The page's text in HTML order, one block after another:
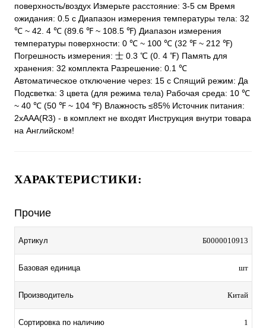
поверхность/воздух Измерьте расстояние: 3-5 см Время
ожидания: 0.5 с Диапазон измерения температуры тела: 32
℃ ~ 42. 4 ℃ (89.6 ℉ ~ 108.5 ℉) Диапазон измерения
температуры поверхности: 0 ℃ ~ 100 ℃ (32 ℉ ~ 212 ℉)
Погрешность измерения: 士 0.3 ℃ (0. 4 ℉) Память для
хранения: 32 комплекта Разрешение: 0.1 ℃
Автоматическое отключение через: 15 с Спящий режим: Да
Подсветка: 3 цвета (для режима тела) Рабочая среда: 10 ℃
~ 40 ℃ (50 ℉ ~ 104 ℉) Влажность ≤85% Источник питания:
2хAAA(R3) - в комплект не входят Инструкция внутри товара
на Английском!
ХАРАКТЕРИСТИКИ:
Прочие
Артикул Б0000010913
Базовая единица шт
Производитель Китай
Сортировка по наличию 1